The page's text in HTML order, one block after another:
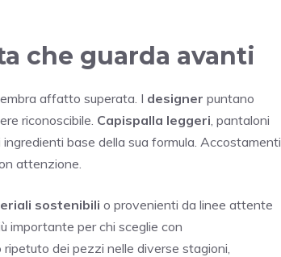
che guarda avanti
affatto superata. I designer puntano
riconoscibile. Capispalla leggeri , pantaloni
base della sua formula. Accostamenti
attenzione.
sostenibili o provenienti da linee attente
importante per chi sceglie con
dei pezzi nelle diverse stagioni,